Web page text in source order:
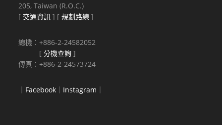
205, Taiwan (R.O.C.)
[ 交通資訊 ] [規劃路線 ]
總機：+886-2-24582052
[分機查詢 ]
傳真：+886-2-24573724
｜ Facebook ｜ Instagram ｜